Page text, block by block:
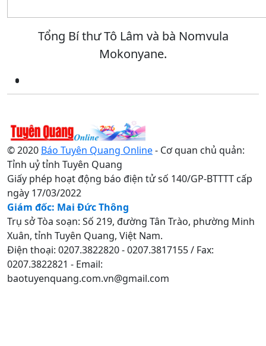
Tổng Bí thư Tô Lâm và bà Nomvula
Mokonyane.
© 2020 Báo Tuyên Quang Online- Cơ quan chủ quản:
Tỉnh uỷ tỉnh Tuyên Quang
Giấy phép hoạt động báo điện tử số 140/GP-BTTTT cấp
ngày 17/03/2022
Giám đốc: Mai Đức Thông
Trụ sở Tòa soạn: Số 219, đường Tân Trào, phường Minh
Xuân, tỉnh Tuyên Quang, Việt Nam.
Điện thoại: 0207.3822820 - 0207.3817155 / Fax:
0207.3822821 - Email:
baotuyenquang.com.vn@gmail.com